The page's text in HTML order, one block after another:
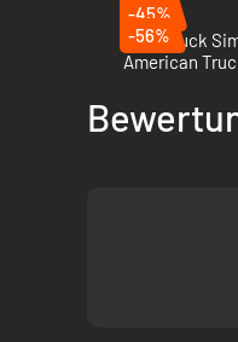
-45%
Euro Truck
-56%
American